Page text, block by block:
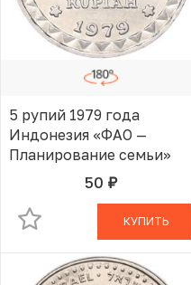
5 рупий 1979 года
Индонезия «ФАО —
Планирование семьи»
50 руб.В КОРЗИНЕ
КУПИТЬ